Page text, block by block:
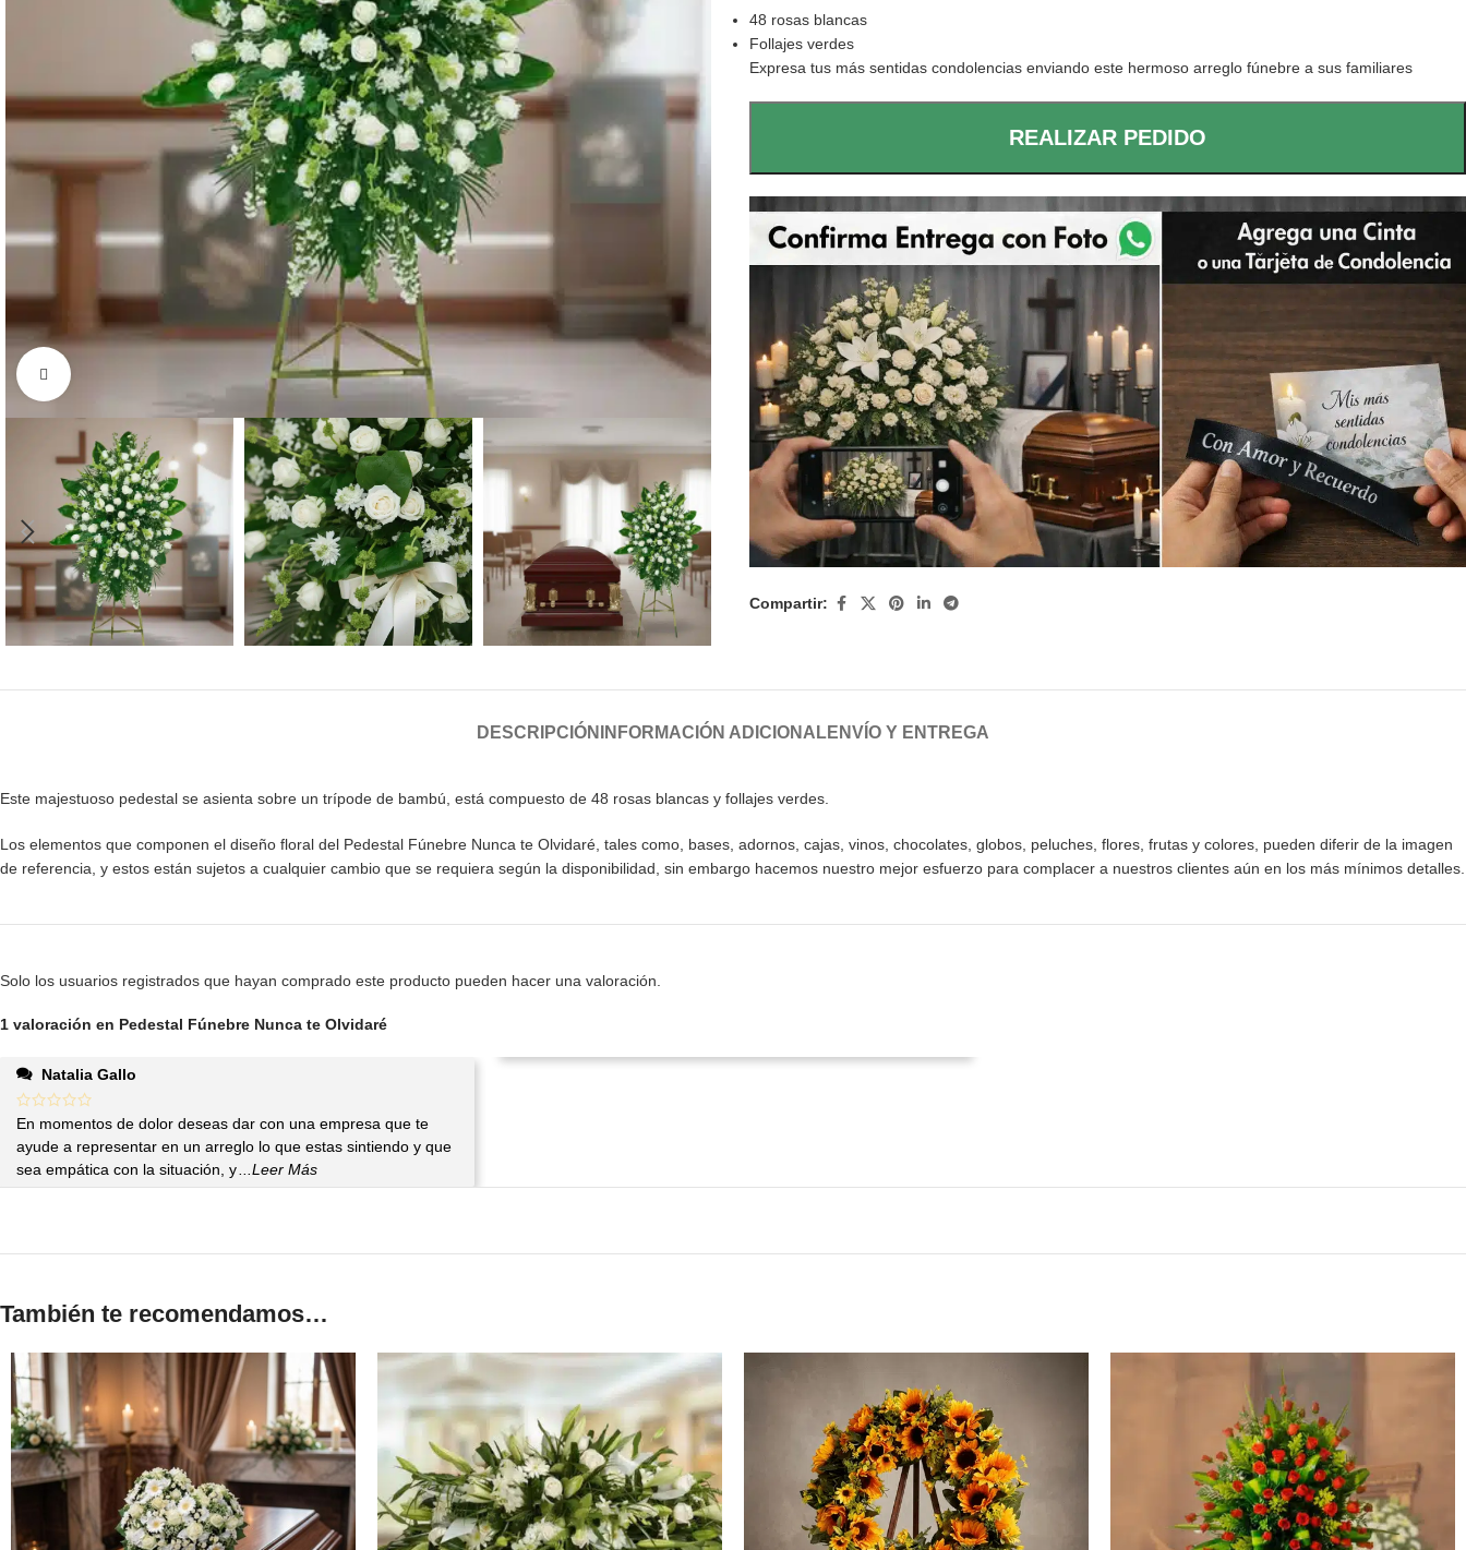
48 rosas blancas
Follajes verdes
Expresa tus más sentidas condolencias enviando este hermoso arreglo fúnebre a sus familiares
REALIZAR PEDIDO
Compartir:
DESCRIPCIÓN INFORMACIÓN ADICIONALENVÍO Y ENTREGA
Este majestuoso pedestal se asienta sobre un trípode de bambú, está compuesto de 48 rosas blancas y follajes verdes.
Los elementos que componen el diseño floral del Pedestal Fúnebre Nunca te Olvidaré, tales como, bases, adornos, cajas, vinos, chocolates, globos, peluches, flores, frutas y colores, pueden diferir de la imagen
de referencia, y estos están sujetos a cualquier cambio que se requiera según la disponibilidad, sin embargo hacemos nuestro mejor esfuerzo para complacer a nuestros clientes aún en los más mínimos detalles.
1 valoración en Pedestal Fúnebre Nunca te Olvidaré
Natalia Gallo
En momentos de dolor deseas dar con una empresa que te
ayude a representar en un arreglo lo que estas sintiendo y que
sea empática con la situación, y
...Leer Más
Solo los usuarios registrados que hayan comprado este producto pueden hacer una valoración.
También te recomendamos…